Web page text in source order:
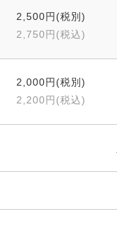
2,500円(税別)
2,750円(税込)
2,000円(税別)
2,200円(税込)